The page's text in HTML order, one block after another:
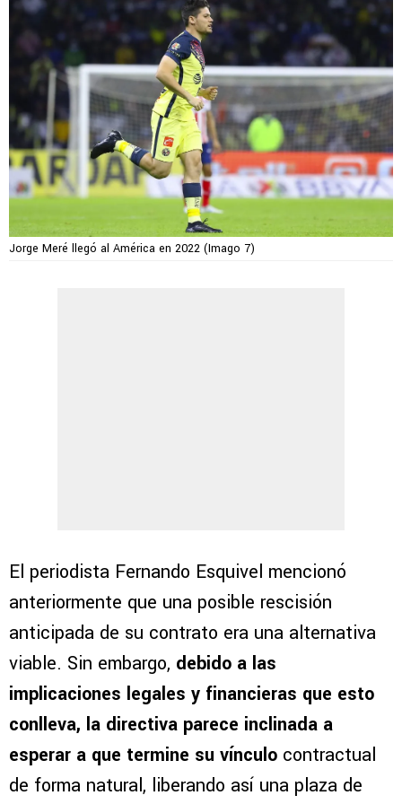
Jorge Meré llegó al América en 2022 (Imago 7)
El periodista Fernando Esquivel mencionó
anteriormente que una posible rescisión
anticipada de su contrato era una alternativa
viable. Sin embargo, debido a las
implicaciones legales y financieras que esto
conlleva, la directiva parece inclinada a
esperar a que termine su vínculo contractual
de forma natural, liberando así una plaza de